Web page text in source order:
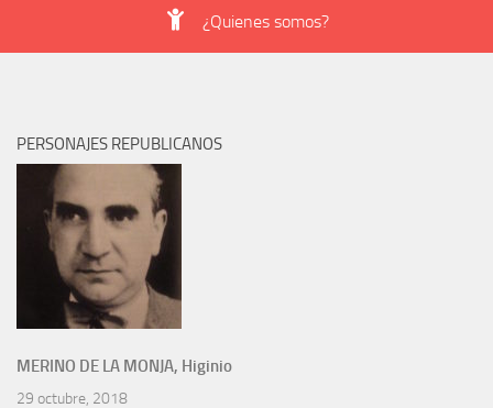
¿Quienes somos?
PERSONAJES REPUBLICANOS
MERINO DE LA MONJA, Higinio
29 octubre, 2018